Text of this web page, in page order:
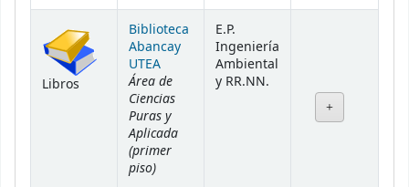
Libros
Biblioteca
Abancay
UTEA
Área de
Ciencias
Puras y
Aplicada
(primer
piso)
E.P.
Ingeniería
Ambiental
y RR.NN.